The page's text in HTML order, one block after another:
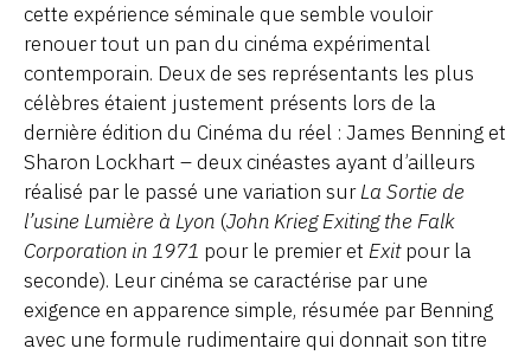
cette expérience séminale que semble vouloir
renouer tout un pan du cinéma expérimental
contemporain. Deux de ses représentants les plus
célèbres étaient justement présents lors de la
dernière édition du Cinéma du réel : James Benning et
Sharon Lockhart – deux cinéastes ayant d’ailleurs
réalisé par le passé une variation surLa Sortie de
l’usine Lumière à Lyon (John Krieg Exiting the Falk
Corporation in 1971 pour le premier et Exitpour la
seconde). Leur cinéma se caractérise par une
exigence en apparence simple, résumée par Benning
avec une formule rudimentaire qui donnait son titre